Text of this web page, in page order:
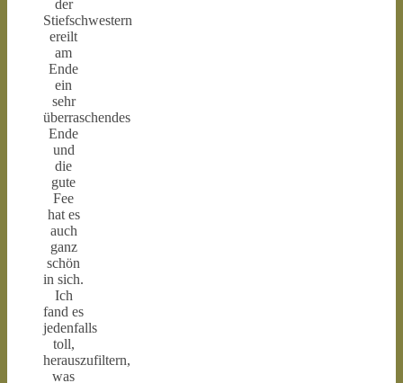
der
Stiefschwestern
ereilt
am
Ende
ein
sehr
überraschendes
Ende
und
die
gute
Fee
hat es
auch
ganz
schön
in sich.
Ich
fand es
jedenfalls
toll,
herauszufiltern,
was